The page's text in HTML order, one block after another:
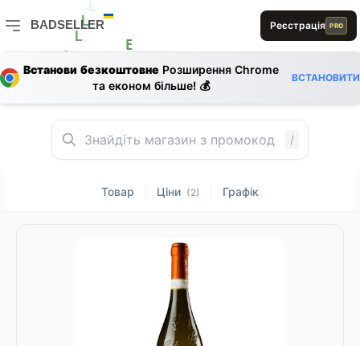
0
B
L
E R
L
L
BADSELLER
BADSELLER — порівняння цін і знижки
Реєстрація PRO
Встанови безкоштовне Розширення Chrome
та економ більше! 💰
ВСТАНОВИТИ
/
Товар Ціни (2) Графік